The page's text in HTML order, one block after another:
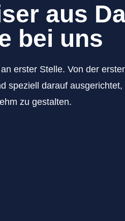
aus
bei uns
erster Stelle. Von der
darauf
zu gestalten.